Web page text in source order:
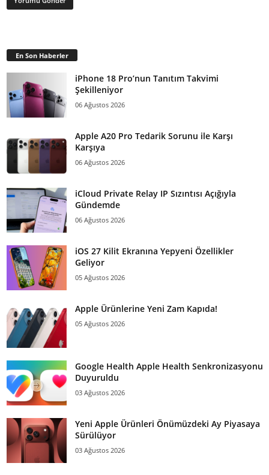
En Son Haberler
iPhone 18 Pro’nun Tanıtım Takvimi
Şekilleniyor
06 Ağustos 2026
Apple A20 Pro Tedarik Sorunu ile Karşı
Karşıya
06 Ağustos 2026
iCloud Private Relay IP Sızıntısı Açığıyla
Gündemde
06 Ağustos 2026
iOS 27 Kilit Ekranına Yepyeni Özellikler
Geliyor
05 Ağustos 2026
Apple Ürünlerine Yeni Zam Kapıda!
05 Ağustos 2026
Google Health Apple Health Senkronizasyonu
Duyuruldu
03 Ağustos 2026
Yeni Apple Ürünleri Önümüzdeki Ay Piyasaya
Sürülüyor
03 Ağustos 2026